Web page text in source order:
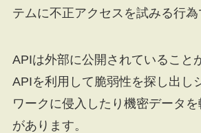
テムに不正アクセスを試みる行為
APIは外部に公開されていること
APIを利用して脆弱性を探し出し
ワークに侵入したり機密データ
があります。